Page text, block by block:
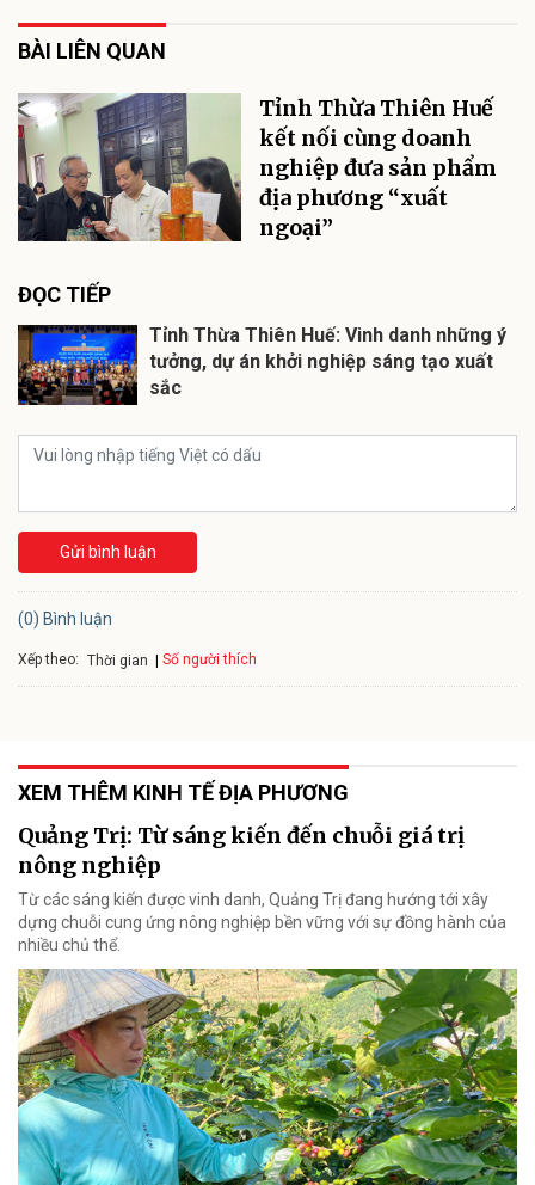
BÀI LIÊN QUAN
Tỉnh Thừa Thiên Huế
kết nối cùng doanh
nghiệp đưa sản phẩm
địa phương “xuất
ngoại”
ĐỌC TIẾP
Tỉnh Thừa Thiên Huế: Vinh danh những ý
tưởng, dự án khởi nghiệp sáng tạo xuất
sắc
Gửi bình luận
(0) Bình luận
Xếp theo: Thời gian Số người thích
XEM THÊM KINH TẾ ĐỊA PHƯƠNG
Quảng Trị: Từ sáng kiến đến chuỗi giá trị
nông nghiệp
Từ các sáng kiến được vinh danh, Quảng Trị đang hướng tới xây
dựng chuỗi cung ứng nông nghiệp bền vững với sự đồng hành của
nhiều chủ thể.